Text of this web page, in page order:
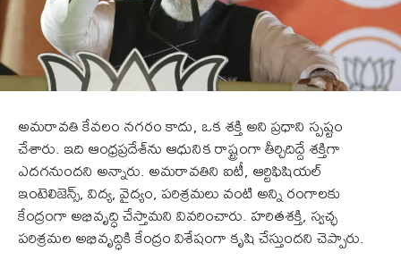
అమరావతి కేవలం నగరం కాదు, ఒక శక్తి అని ప్రధాని స్పష్టం
చేశారు. ఇది ఆంధ్రప్రదేశ్‌ను ఆధునిక రాష్ట్రంగా తీర్చిదిద్దే శక్తిగా
ఎదగనుందని అన్నారు. అమరావతిని ఐటీ, ఆర్టిఫిషియల్
ఇంటెలిజెన్స్, విద్య, వైద్యం, పరిశ్రమలు వంటి అన్ని రంగాలకు
కేంద్రంగా అభివృద్ధి చేస్తామని వివరించారు. హరితశక్తి, స్వచ్ఛ
పరిశ్రమల అభివృద్ధికి కేంద్రం విశేషంగా కృషి చేస్తుందని చెప్పారు.